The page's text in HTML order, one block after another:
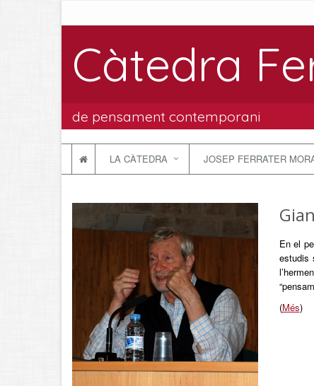
Càtedra
de pensament contemporani
LA CÀTEDRA JOSEP FERRATER
En el
estudis
(Més)